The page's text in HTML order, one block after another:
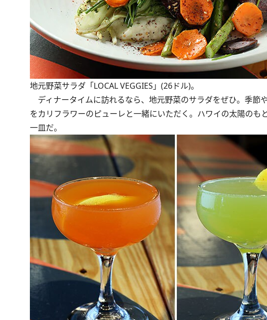
地元野菜サラダ「LOCAL VEGGIES」(26ドル)。
ディナータイムに訪れるなら、地元野菜のサラダをぜひ。季節
をカリフラワーのピューレと一緒にいただく。ハワイの太陽の
一皿だ。